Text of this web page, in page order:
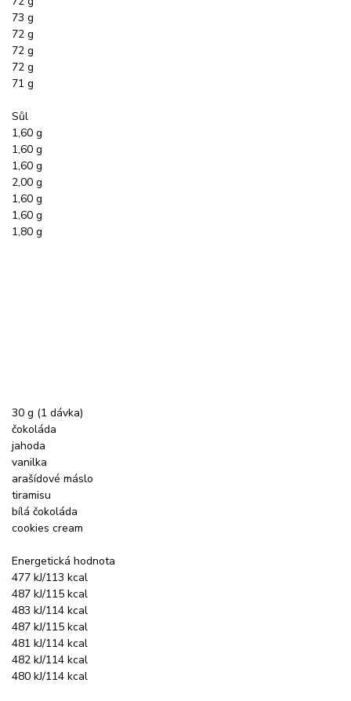
73 g
72 g
72 g
72 g
71 g
Sůl
1,60 g
1,60 g
1,60 g
2,00 g
1,60 g
1,60 g
1,80 g
30 g (1 dávka)
čokoláda
jahoda
vanilka
arašídové máslo
tiramisu
bílá čokoláda
cookies cream
Energetická hodnota
477 kJ/113 kcal
487 kJ/115 kcal
483 kJ/114 kcal
487 kJ/115 kcal
481 kJ/114 kcal
482 kJ/114 kcal
480 kJ/114 kcal